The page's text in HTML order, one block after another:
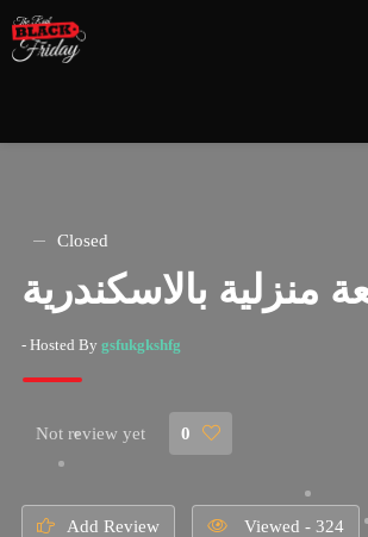
Closed
منزلية بالاسكندرية
- Hosted By gsfukgkshfg
Not review yet 0
Add Review Viewed - 324